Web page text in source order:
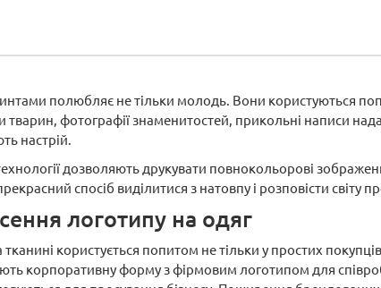
полюбляє не тільки молодь. Вони користуються
фотографії знаменитостей, прикольні написи
настрій.
дозволяють друкувати повнокольорові
спосіб виділитися з натовпу і розповісти світу
логотипу на одяг
користується попитом не тільки у простих
корпоративну форму з фірмовим логотипом для